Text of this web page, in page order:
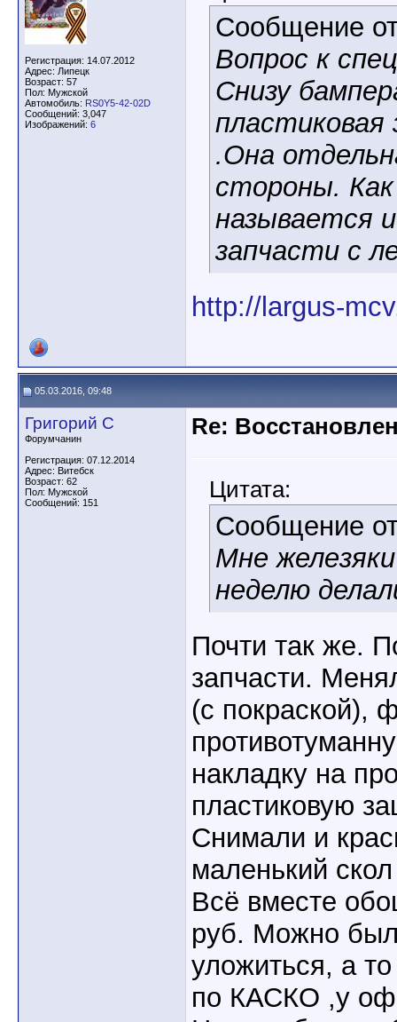
Регистрация: 14.07.2012
Адрес: Липецк
Возраст: 57
Пол: Мужской
Автомобиль: RS0Y5-42-02D
Сообщений: 3,047
Изображений: 6
Сообщение
Вопрос к
Снизу
.Она
стороны.
называется
запчасти с
http://largus-
05.03.2016, 09:48
Григорий С
Форумчанин
Регистрация: 07.12.2014
Адрес: Витебск
Возраст: 62
Пол: Мужской
Сообщений: 151
Re:
Цитата:
Сообщение
Мне
неделю
Почти так же.
запчасти.
(с покраской),
накладку на
пластиковую
Снимали и
маленький
Всё вместе
руб. Можно
уложиться, а
по КАСКО ,у